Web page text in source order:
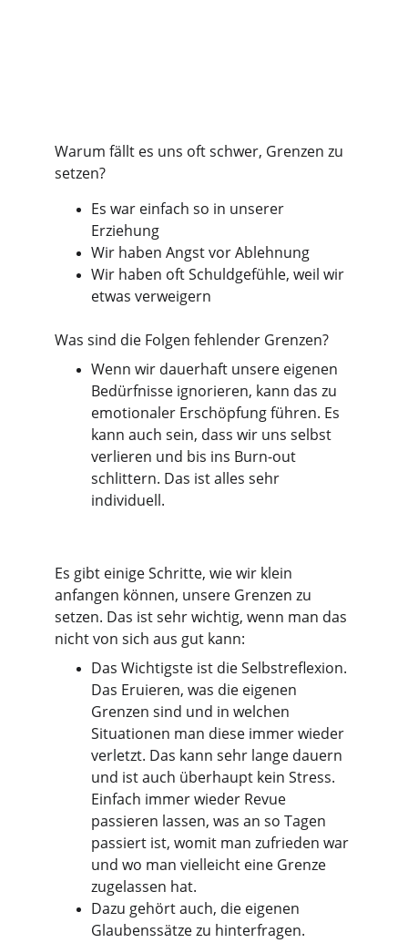
Warum fällt es uns oft schwer, Grenzen zu
setzen?
Es war einfach so in unserer
Erziehung
Wir haben Angst vor Ablehnung
Wir haben oft Schuldgefühle, weil wir
etwas verweigern
Was sind die Folgen fehlender Grenzen?
Wenn wir dauerhaft unsere eigenen
Bedürfnisse ignorieren, kann das zu
emotionaler Erschöpfung führen. Es
kann auch sein, dass wir uns selbst
verlieren und bis ins Burn-out
schlittern. Das ist alles sehr
individuell.
Es gibt einige Schritte, wie wir klein
anfangen können, unsere Grenzen zu
setzen. Das ist sehr wichtig, wenn man das
nicht von sich aus gut kann:
Das Wichtigste ist die Selbstreflexion.
Das Eruieren, was die eigenen
Grenzen sind und in welchen
Situationen man diese immer wieder
verletzt. Das kann sehr lange dauern
und ist auch überhaupt kein Stress.
Einfach immer wieder Revue
passieren lassen, was an so Tagen
passiert ist, womit man zufrieden war
und wo man vielleicht eine Grenze
zugelassen hat.
Dazu gehört auch, die eigenen
Glaubenssätze zu hinterfragen.